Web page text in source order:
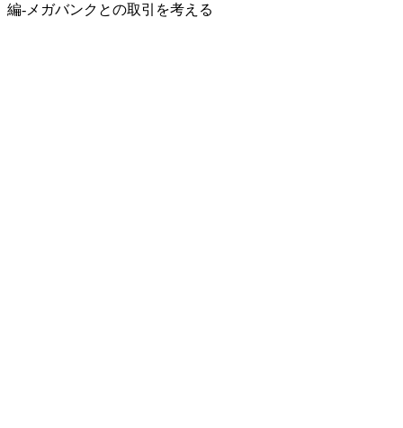
編-メガバンクとの取引を考える